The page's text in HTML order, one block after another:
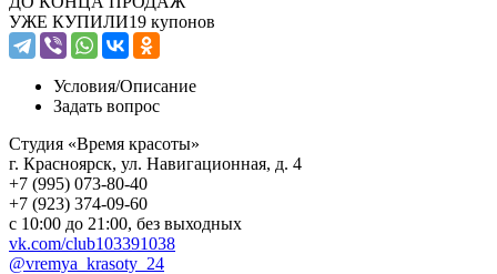
УЖЕ КУПИЛИ19 купонов
Условия/Описание
Задать вопрос
Студия «Время красоты»
г. Красноярск, ул. Навигационная, д. 4
+7 (995) 073-80-40
+7 (923) 374-09-60
с 10:00 до 21:00, без выходных
vk.com/club103391038
@vremya_krasoty_24